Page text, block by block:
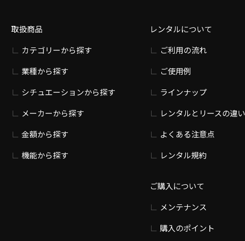
取扱商品
カテゴリーから探す
業種から探す
シチュエーションから探す
メーカーから探す
金額から探す
機能から探す
レンタルについて
ご利用の流れ
ご使用例
ラインナップ
レンタルとリースの違い
よくある注意点
レンタル規約
ご購入について
メンテナンス
購入のポイント